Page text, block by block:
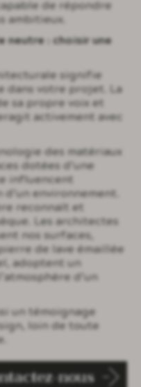
de répondre
ambitieux.
signifie
dans votre projet. La
sa propre voix et
activement avec
des matériaux
dotées d’une
influencent
environnement.
reconnaît et
Les architectes
nos surfaces,
de lave émaillée
adoptent un
d’un
un témoignage
loin de toute
nous